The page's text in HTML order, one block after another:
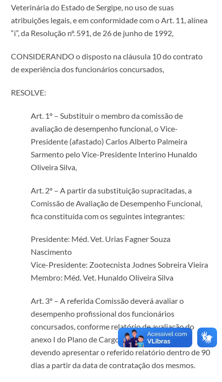
Veterinária do Estado de Sergipe, no uso de suas
atribuições legais, e em conformidade com o Art. 11, alínea
“i”, da Resolução nº. 591, de 26 de junho de 1992,
CONSIDERANDO o disposto na cláusula 10 do contrato
de experiência dos funcionários concursados,
RESOLVE:
Art. 1º – Substituir o membro da comissão de
avaliação de desempenho funcional, o Vice-
Presidente (afastado) Carlos Alberto Palmeira
Sarmento pelo Vice-Presidente Interino Hunaldo
Oliveira Silva,
Art. 2º – A partir da substituição supracitadas, a
Comissão de Avaliação de Desempenho Funcional,
fica constituída com os seguintes integrantes:
Presidente: Méd. Vet. Urias Fagner Souza
Nascimento
Vice-Presidente: Zootecnista Jodnes Sobreira Vieira
Membro: Méd. Vet. Hunaldo Oliveira Silva
Art. 3º – A referida Comissão deverá avaliar o
desempenho profissional dos funcionários
concursados, conforme relatório de avaliação do
anexo I do Plano de Cargos e Salários vigente,
devendo apresentar o referido relatório dentro de 90
dias a partir da data de contratação dos mesmos.